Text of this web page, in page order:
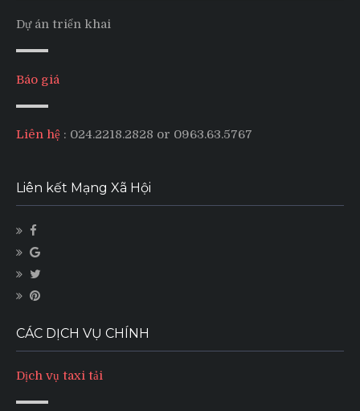
Dự án triển khai
Báo giá
Liên hệ : 024.2218.2828 or 0963.63.5767
Liên kết Mạng Xã Hội
CÁC DỊCH VỤ CHÍNH
Dịch vụ taxi tải